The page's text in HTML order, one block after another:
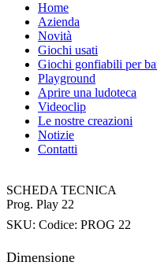
Home
Azienda
Novità
Giochi usati
Giochi gonfiabili per
Playground
Aprire una ludoteca
Videoclip
Le nostre creazioni
Notizie
Contatti
SCHEDA TECNICA
Prog. Play 22
SKU: Codice: PROG 22
Dimensione